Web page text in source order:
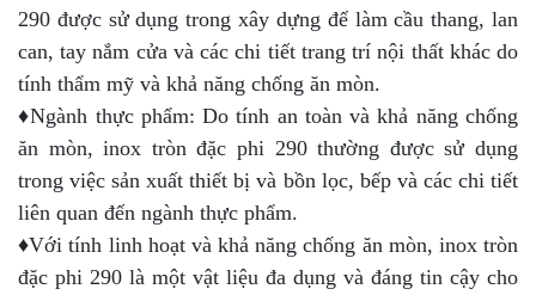
290 được sử dụng trong xây dựng để làm cầu thang, lan
can, tay nắm cửa và các chi tiết trang trí nội thất khác do
tính thẩm mỹ và khả năng chống ăn mòn.
♦Ngành thực phẩm: Do tính an toàn và khả năng chống
ăn mòn, inox tròn đặc phi 290 thường được sử dụng
trong việc sản xuất thiết bị và bồn lọc, bếp và các chi tiết
liên quan đến ngành thực phẩm.
♦Với tính linh hoạt và khả năng chống ăn mòn, inox tròn
đặc phi 290 là một vật liệu đa dụng và đáng tin cậy cho